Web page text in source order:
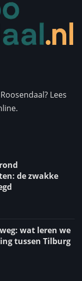
Lees
de zwakke
wat leren we
tussen Tilburg